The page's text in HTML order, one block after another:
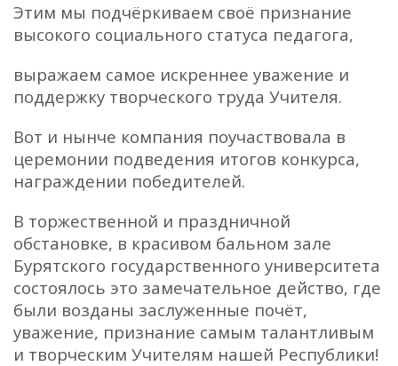
Этим мы подчёркиваем своё признание
высокого социального статуса педагога,
выражаем самое искреннее уважение и
поддержку творческого труда Учителя.
Вот и нынче компания поучаствовала в
церемонии подведения итогов конкурса,
награждении победителей.
В торжественной и праздничной
обстановке, в красивом бальном зале
Бурятского государственного университета
состоялось это замечательное действо, где
были возданы заслуженные почёт,
уважение, признание самым талантливым
и творческим Учителям нашей Республики!